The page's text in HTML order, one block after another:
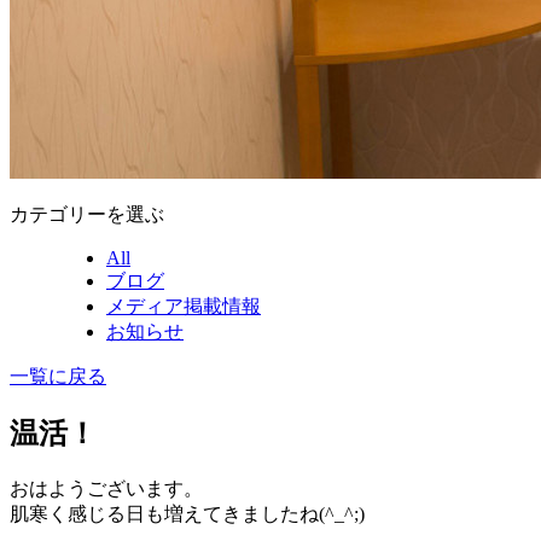
カテゴリーを選ぶ
All
ブログ
メディア掲載情報
お知らせ
一覧に戻る
温活！
おはようございます。
肌寒く感じる日も増えてきましたね(^_^;)